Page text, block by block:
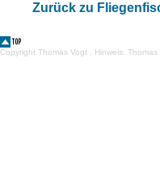
Zurück zu
Copyright Thomas Vogt , Hinweis: